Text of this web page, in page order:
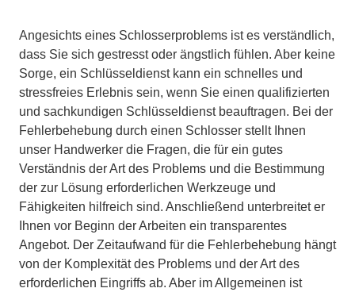
Angesichts eines Schlosserproblems ist es verständlich,
dass Sie sich gestresst oder ängstlich fühlen. Aber keine
Sorge, ein Schlüsseldienst kann ein schnelles und
stressfreies Erlebnis sein, wenn Sie einen qualifizierten
und sachkundigen Schlüsseldienst beauftragen. Bei der
Fehlerbehebung durch einen Schlosser stellt Ihnen
unser Handwerker die Fragen, die für ein gutes
Verständnis der Art des Problems und die Bestimmung
der zur Lösung erforderlichen Werkzeuge und
Fähigkeiten hilfreich sind. Anschließend unterbreitet er
Ihnen vor Beginn der Arbeiten ein transparentes
Angebot. Der Zeitaufwand für die Fehlerbehebung hängt
von der Komplexität des Problems und der Art des
erforderlichen Eingriffs ab. Aber im Allgemeinen ist